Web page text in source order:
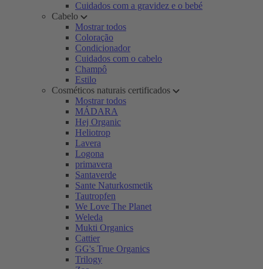
Cuidados com a gravidez e o bebé
Cabelo
Mostrar todos
Coloração
Condicionador
Cuidados com o cabelo
Champô
Estilo
Cosméticos naturais certificados
Mostrar todos
MÁDARA
Hej Organic
Heliotrop
Lavera
Logona
primavera
Santaverde
Sante Naturkosmetik
Tautropfen
We Love The Planet
Weleda
Mukti Organics
Cattier
GG's True Organics
Trilogy